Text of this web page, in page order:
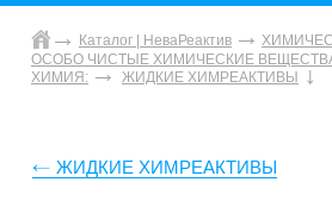
Каталог | НеваРеактив
ОСОБО ЧИСТЫЕ ХИМИЧЕСКИЕ
ХИМИЯ:
ЖИДКИЕ ХИМРЕАКТИВЫ
ЖИДКИЕ ХИМРЕАКТИВЫ